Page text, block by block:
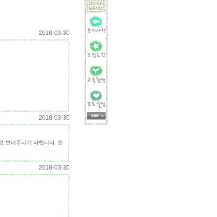
2018-03-30
2018-03-30
보내주시기 바랍니다. 전
2018-03-30